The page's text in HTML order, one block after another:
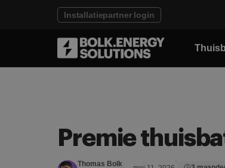
Installatiepartner login
Premie
Thomas Bolk